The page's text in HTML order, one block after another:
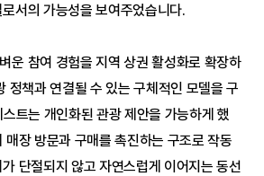
서의 가능성을 보여주었습니다.
운 참여 경험을 지역 상권 활성화로 확장하
정책과 연결될 수 있는 구체적인 모델을 구
트는 개인화된 관광 제안을 가능하게 했
매장 방문과 구매를 촉진하는 구조로 작동
단절되지 않고 자연스럽게 이어지는 동선